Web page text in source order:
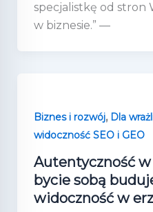
specjalistkę od stron
w biznesie.” —
Biznes i rozwój, Dla
widoczność SEO i GEO
Autentyczność
bycie sobą
widoczność w